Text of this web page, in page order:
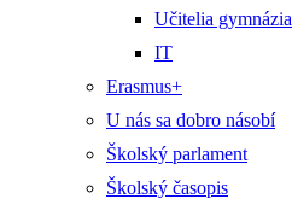
Učitelia gymnázia
IT
Erasmus+
U nás sa dobro násobí
Školský parlament
Školský časopis